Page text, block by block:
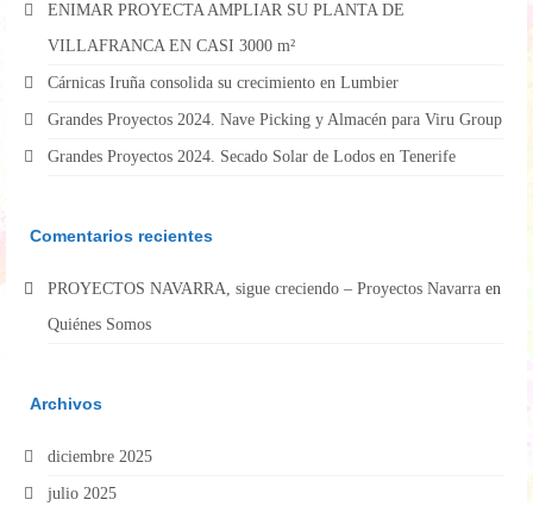
ENIMAR PROYECTA AMPLIAR SU PLANTA DE
VILLAFRANCA EN CASI 3000 m²
Cárnicas Iruña consolida su crecimiento en Lumbier
Grandes Proyectos 2024. Nave Picking y Almacén para Viru Group
Grandes Proyectos 2024. Secado Solar de Lodos en Tenerife
Comentarios recientes
PROYECTOS NAVARRA, sigue creciendo – Proyectos Navarra en
Quiénes Somos
Archivos
diciembre 2025
julio 2025